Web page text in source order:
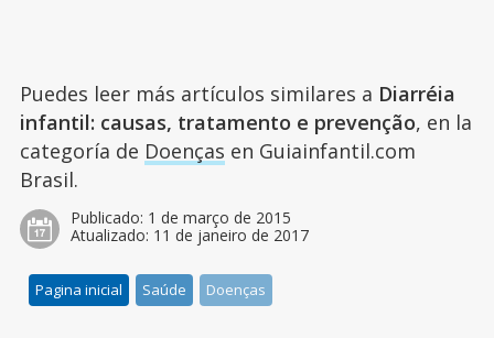
Puedes leer más artículos similares a Diarréia
infantil: causas, tratamento e prevenção, en la
categoría de Doenças en Guiainfantil.com
Brasil.
Publicado: 1 de março de 2015
Atualizado: 11 de janeiro de 2017
Pagina inicial Saúde Doenças